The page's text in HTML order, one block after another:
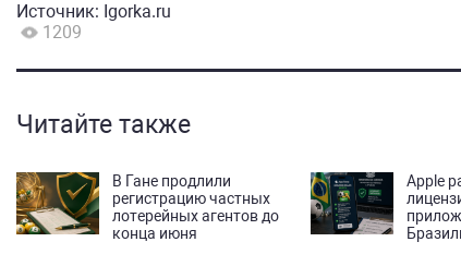
Источник: Igorka.ru
1209
Читайте также
В Гане продлили
регистрацию частных
лотерейных агентов до
конца июня
Apple